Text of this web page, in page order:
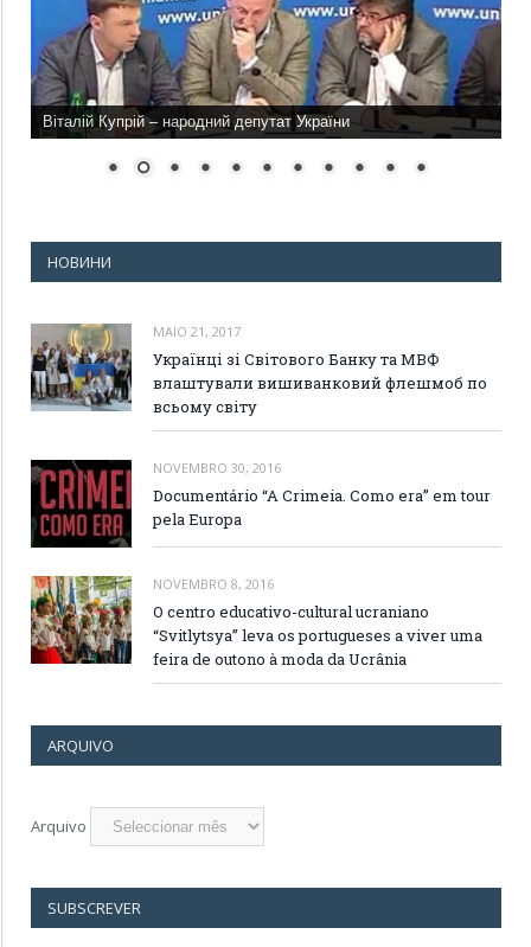
Віталій Купрій – народний депутат України
НОВИНИ
MAIO 21, 2017
Українці зі Світового Банку та МВФ
влаштували вишиванковий флешмоб по
всьому світу
NOVEMBRO 30, 2016
Documentário “A Crimeia. Como era” em tour
pela Europa
NOVEMBRO 8, 2016
O centro educativo-cultural ucraniano
“Svitlytsya” leva os portugueses a viver uma
feira de outono à moda da Ucrânia
ARQUIVO
Arquivo
SUBSCREVER